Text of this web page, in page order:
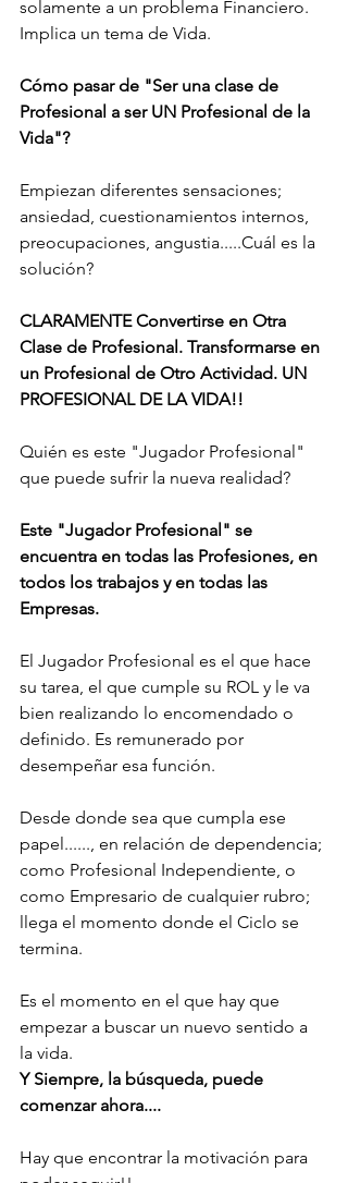
solamente a un problema Financiero.
Implica un tema de Vida.
Cómo pasar de "Ser una clase de
Profesional a ser UN Profesional de la
Vida"?
Empiezan diferentes sensaciones;
ansiedad, cuestionamientos internos,
preocupaciones, angustia.....Cuál es la
solución?
CLARAMENTE Convertirse en Otra
Clase de Profesional. Transformarse en
un Profesional de Otro Actividad. UN
PROFESIONAL DE LA VIDA!!
Quién es este "Jugador Profesional"
que puede sufrir la nueva realidad?
Este "Jugador Profesional" se
encuentra en todas las Profesiones, en
todos los trabajos y en todas las
Empresas.
El Jugador Profesional es el que hace
su tarea, el que cumple su ROL y le va
bien realizando lo encomendado o
definido. Es remunerado por
desempeñar esa función.
Desde donde sea que cumpla ese
papel......, en relación de dependencia;
como Profesional Independiente, o
como Empresario de cualquier rubro;
llega el momento donde el Ciclo se
termina.
Es el momento en el que hay que
empezar a buscar un nuevo sentido a
la vida.
Y Siempre, la búsqueda, puede
comenzar ahora....
Hay que encontrar la motivación para